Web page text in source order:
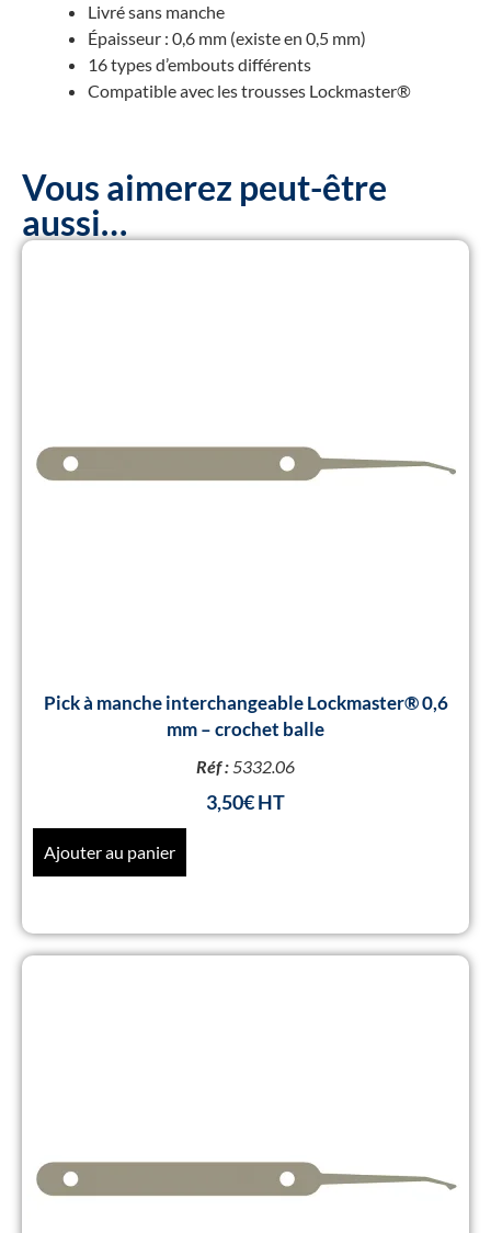
Livré sans manche
Épaisseur : 0,6 mm (existe en 0,5 mm)
16 types d’embouts différents
Compatible avec les trousses Lockmaster®
Vous aimerez peut-être
aussi…
Pick à manche interchangeable Lockmaster® 0,6
mm – crochet balle
Réf :5332.06
3,50€
Ajouter au panier